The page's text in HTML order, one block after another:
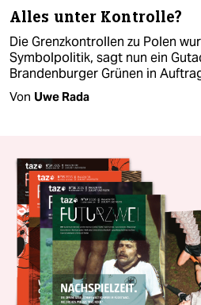
Alles unter Kontrolle?
Die Grenzkontrollen zu Polen
Symbolpolitik, sagt nun ein
Brandenburger Grünen in
Von Uwe Rada